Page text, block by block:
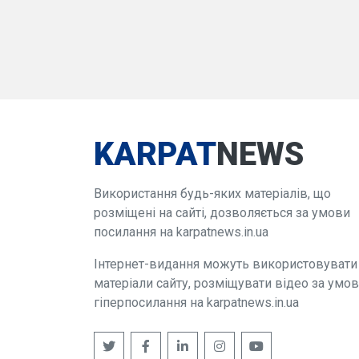
KARPATNEWS
Використання будь-яких матеріалів, що
розміщені на сайті, дозволяється за умови
посилання на karpatnews.in.ua
Інтернет-видання можуть використовувати
матеріали сайту, розміщувати відео за
гіперпосилання на karpatnews.in.ua